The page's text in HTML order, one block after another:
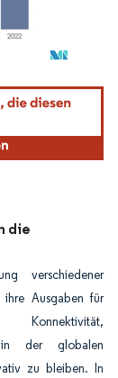
gemäß
die
verschiedener
ihre Ausgaben für
Konnektivität,
in der globalen
zu bleiben. In